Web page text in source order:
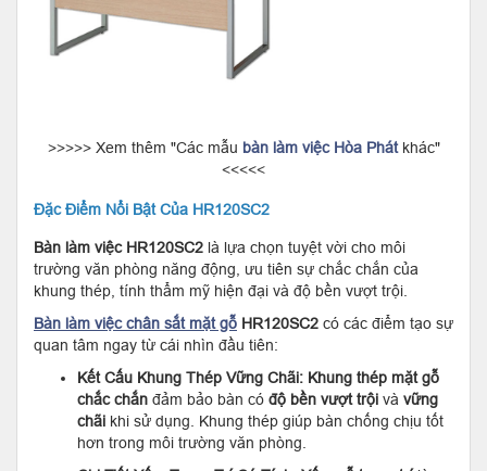
>>>>> Xem thêm "Các mẫu bàn làm việc Hòa Phátkhác"
<<<<<
Đặc Điểm Nổi Bật Của HR120SC2
Bàn làm việc HR120SC2 là lựa chọn tuyệt vời cho môi
trường văn phòng năng động, ưu tiên sự chắc chắn của
khung thép, tính thẩm mỹ hiện đại và độ bền vượt trội.
Bàn làm việc chân sắt mặt gỗ HR120SC2 có các điểm tạo sự
quan tâm ngay từ cái nhìn đầu tiên:
Kết Cấu Khung Thép Vững Chãi: Khung thép mặt gỗ
chắc chắn đảm bảo bàn có độ bền vượt trội và vững
chãi khi sử dụng. Khung thép giúp bàn chống chịu tốt
hơn trong môi trường văn phòng.